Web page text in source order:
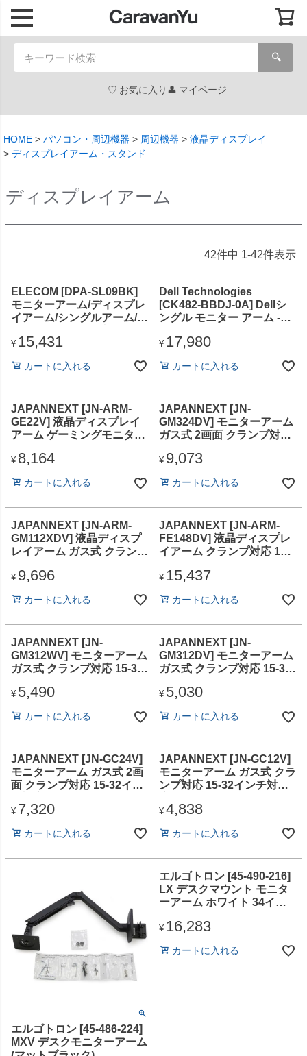
🔍
お気に入り マイページ
HOME パソコン・周辺機器 周辺機器
液晶ディスプレイ
ディスプレイアーム・スタンド
ディスプレイアーム
42件中 1-42件表示
ELECOM [DPA-SL09BK]
モニターアーム/ディスプレ
イアーム/シングルアーム/ロ
ブラック
¥ 15,431
カートに入れる
Dell Technologies
[CK482-BBDJ-0A] Dellシ
ングル モニター アーム -
¥ 17,980
カートに入れる
JAPANNEXT [JN-ARM-
GE22V] 液晶ディスプレイ
アーム ゲーミングモニター
プ対応 15-34インチ対応 耐
¥ 8,164
カートに入れる
JAPANNEXT [JN-
GM324DV] モニターアーム
ガス式 2画面 クランプ対応
¥ 9,073
カートに入れる
JAPANNEXT [JN-ARM-
GM112XDV] 液晶ディスプ
レイアーム ガス式 クランプ
重15kg 4軸/2年保証
¥ 9,696
カートに入れる
JAPANNEXT [JN-ARM-
FE148DV] 液晶ディスプレ
イアーム クランプ対応 15-
画面5軸/2年保証
¥ 15,437
カートに入れる
JAPANNEXT [JN-
GM312WV] モニターアーム
ガス式 クランプ対応 15-32
¥ 5,490
カートに入れる
JAPANNEXT [JN-
GM312DV] モニターアーム
ガス式 クランプ対応 15-32
¥ 5,030
カートに入れる
JAPANNEXT [JN-GC24V]
モニターアーム ガス式 2画
面 クランプ対応 15-32イン
¥ 7,320
カートに入れる
JAPANNEXT [JN-GC12V]
モニターアーム ガス式 クラ
ンプ対応 15-32インチ対
¥ 4,838
カートに入れる
エルゴトロン [45-486-224]
MXV デスクモニターアーム
エルゴトロン [45-490-216]
LX デスクマウント モニタ
ーアーム ホワイト 34イン
¥ 16,283
カートに入れる